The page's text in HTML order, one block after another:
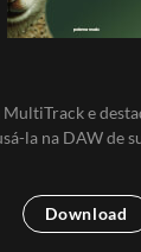
MultiTrack e
la na DAW de
Download